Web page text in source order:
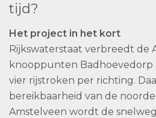
tijd?
Het project in het kort
Rijkswaterstaat verbreedt de
knooppunten
vier rijstroken per richting.
bereikbaarheid van de
Amstelveen wordt de